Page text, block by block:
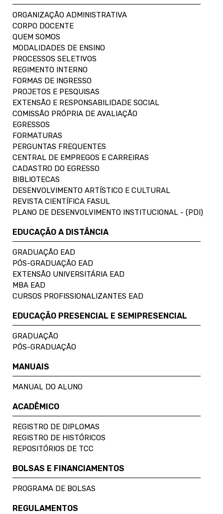
ORGANIZAÇÃO ADMINISTRATIVA
CORPO DOCENTE
QUEM SOMOS
MODALIDADES DE ENSINO
PROCESSOS SELETIVOS
REGIMENTO INTERNO
FORMAS DE INGRESSO
PROJETOS E PESQUISAS
EXTENSÃO E RESPONSABILIDADE SOCIAL
COMISSÃO PRÓPRIA DE AVALIAÇÃO
EGRESSOS
FORMATURAS
PERGUNTAS FREQUENTES
CENTRAL DE EMPREGOS E CARREIRAS
CADASTRO DO EGRESSO
BIBLIOTECAS
DESENVOLVIMENTO ARTÍSTICO E CULTURAL
REVISTA CIENTÍFICA FASUL
PLANO DE DESENVOLVIMENTO INSTITUCIONAL - (PDI)
EDUCAÇÃO A DISTÂNCIA
GRADUAÇÃO EAD
PÓS-GRADUAÇÃO EAD
EXTENSÃO UNIVERSITÁRIA EAD
MBA EAD
CURSOS PROFISSIONALIZANTES EAD
EDUCAÇÃO PRESENCIAL E SEMIPRESENCIAL
GRADUAÇÃO
PÓS-GRADUAÇÃO
MANUAIS
MANUAL DO ALUNO
ACADÊMICO
REGISTRO DE DIPLOMAS
REGISTRO DE HISTÓRICOS
REPOSITÓRIOS DE TCC
BOLSAS E FINANCIAMENTOS
PROGRAMA DE BOLSAS
REGULAMENTOS